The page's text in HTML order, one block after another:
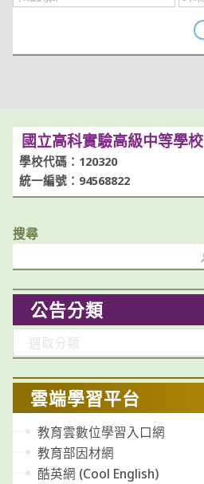
國立高科實驗高級中等學校
學校代碼：120320
統一編號：94568822
搜尋
公告分類
類
雲端學習平台
教育雲數位學習入口網
教育部因材網
酷英網 (Cool English)